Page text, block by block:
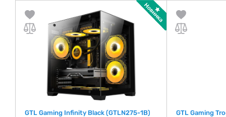
GTL Gaming Infinity Black (GTLN275-1B)
GTL Gaming